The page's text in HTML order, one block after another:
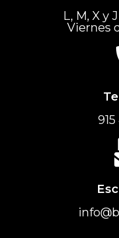
L, M, X y
Viernes